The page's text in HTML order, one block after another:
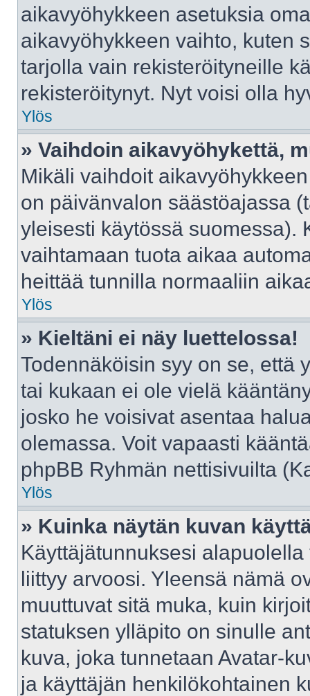
aikavyöhykkeen asetuksia
aikavyöhykkeen vaihto, kuten
tarjolla vain rekisteröityneille
rekisteröitynyt. Nyt voisi olla
Ylös
» Vaihdoin aikavyöhykettä,
Mikäli vaihdoit
on päivänvalon säästöajassa
yleisesti käytössä suomessa).
vaihtamaan tuota aikaa
heittää tunnilla normaaliin
Ylös
» Kieltäni ei näy luettelossa!
Todennäköisin syy on se, että
tai kukaan ei ole vielä
josko he voisivat asentaa
olemassa. Voit vapaasti
phpBB Ryhmän nettisivuilta
Ylös
» Kuinka näytän kuvan
Käyttäjätunnuksesi
liittyy arvoosi. Yleensä nämä
muuttuvat sitä muka, kuin
statuksen ylläpito on sinulle
kuva, joka tunnetaan Avatar-
ja käyttäjän henkilökohtainen